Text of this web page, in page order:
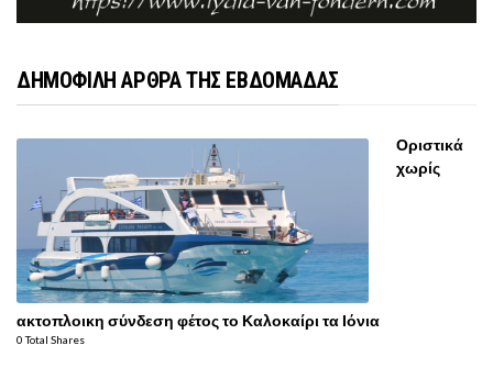
ΔΗΜΟΦΙΛΗ ΑΡΘΡΑ ΤΗΣ ΕΒΔΟΜΑΔΑΣ
Οριστικά
χωρίς
ακτοπλοικη σύνδεση φέτος το Καλοκαίρι τα Ιόνια
0 Total Shares